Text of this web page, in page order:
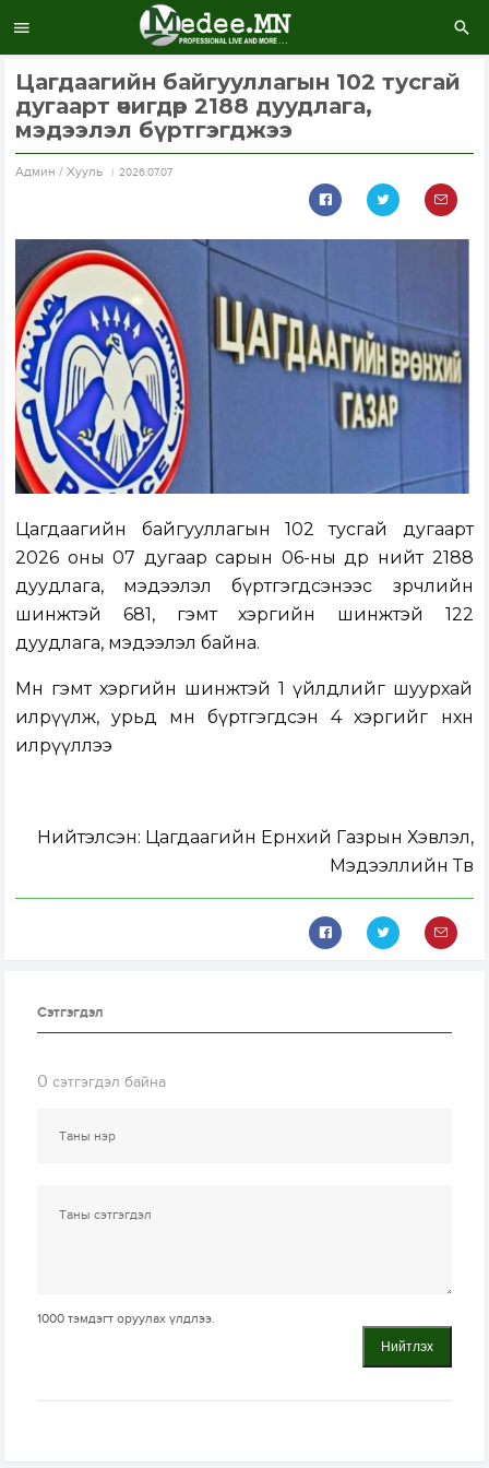
Цагдаагийн байгууллагын 102 тусгай
дугаарт өчигдөр 2188 дуудлага,
мэдээлэл бүртгэгджээ
Aдмин / Хууль 2026.07.07
Цагдаагийн байгууллагын 102 тусгай дугаарт
2026 оны 07 дугаар сарын 06-ны өдөр нийт 2188
дуудлага, мэдээлэл бүртгэгдсэнээс зөрчлийн
шинжтэй 681, гэмт хэргийн шинжтэй 122
дуудлага, мэдээлэл байна.
Мөн гэмт хэргийн шинжтэй 1 үйлдлийг шуурхай
илрүүлж, урьд өмнө бүртгэгдсэн 4 хэргийг нөхөн
илрүүллээ
Нийтэлсэн: Цагдаагийн Ерөнхий Газрын Хэвлэл,
Мэдээллийн Төв
Сэтгэгдэл
0 сэтгэгдэл байна
1000 тэмдэгт оруулах үлдлээ.
Нийтлэх